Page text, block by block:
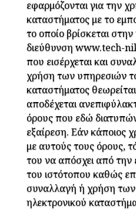
εφαρμόζονται για την
καταστήματος με το
το οποίο βρίσκεται
διεύθυνση www.tech-
που εισέρχεται και
χρήση των υπηρεσιών
καταστήματος θεωρείται
αποδέχεται
όρους που εδώ
εξαίρεση. Εάν κάποιος
με αυτούς τους όρους,
του να απόσχει από
του ιστότοπου καθώς
συναλλαγή ή χρήση
ηλεκτρονικού